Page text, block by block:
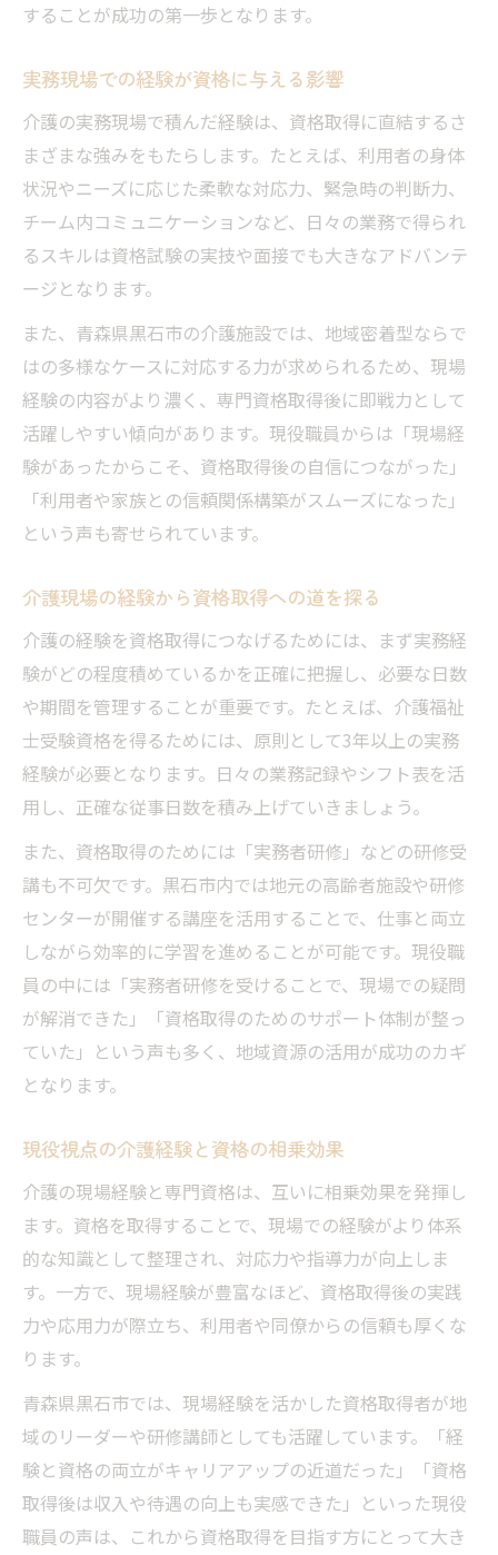
することが成功の第一歩となります。
実務現場での経験が資格に与える影響
介護の実務現場で積んだ経験は、資格取得に直結するさ
まざまな強みをもたらします。たとえば、利用者の身体
状況やニーズに応じた柔軟な対応力、緊急時の判断力、
チーム内コミュニケーションなど、日々の業務で得られ
るスキルは資格試験の実技や面接でも大きなアドバンテ
ージとなります。
また、青森県黒石市の介護施設では、地域密着型ならで
はの多様なケースに対応する力が求められるため、現場
経験の内容がより濃く、専門資格取得後に即戦力として
活躍しやすい傾向があります。現役職員からは「現場経
験があったからこそ、資格取得後の自信につながった」
「利用者や家族との信頼関係構築がスムーズになった」
という声も寄せられています。
介護現場の経験から資格取得への道を探る
介護の経験を資格取得につなげるためには、まず実務経
験がどの程度積めているかを正確に把握し、必要な日数
や期間を管理することが重要です。たとえば、介護福祉
士受験資格を得るためには、原則として3年以上の実務
経験が必要となります。日々の業務記録やシフト表を活
用し、正確な従事日数を積み上げていきましょう。
また、資格取得のためには「実務者研修」などの研修受
講も不可欠です。黒石市内では地元の高齢者施設や研修
センターが開催する講座を活用することで、仕事と両立
しながら効率的に学習を進めることが可能です。現役職
員の中には「実務者研修を受けることで、現場での疑問
が解消できた」「資格取得のためのサポート体制が整っ
ていた」という声も多く、地域資源の活用が成功のカギ
となります。
現役視点の介護経験と資格の相乗効果
介護の現場経験と専門資格は、互いに相乗効果を発揮し
ます。資格を取得することで、現場での経験がより体系
的な知識として整理され、対応力や指導力が向上しま
す。一方で、現場経験が豊富なほど、資格取得後の実践
力や応用力が際立ち、利用者や同僚からの信頼も厚くな
ります。
青森県黒石市では、現場経験を活かした資格取得者が地
域のリーダーや研修講師としても活躍しています。「経
験と資格の両立がキャリアアップの近道だった」「資格
取得後は収入や待遇の向上も実感できた」といった現役
職員の声は、これから資格取得を目指す方にとって大き